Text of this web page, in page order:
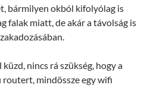
bármilyen okból kifolyólag is
falak miatt, de akár a távolság is
nincs rá szükség, hogy a
mindössze egy wifi